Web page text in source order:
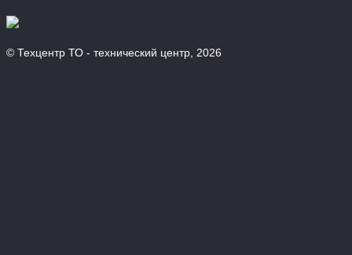
© Техцентр ТО - технический центр, 2026